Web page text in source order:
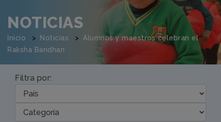
NOTICIAS
Inicio Noticias
Alumnos y maestros celebran el
Raksha Bandhan
Filtra por: